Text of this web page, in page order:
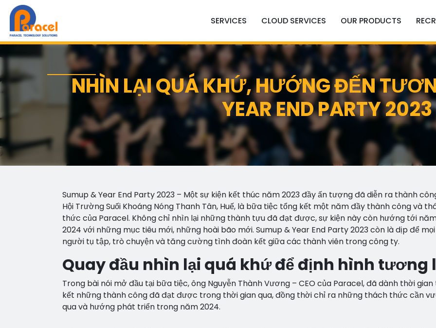
SERVICES CLOUD SERVICES OUR PRODUCTS
NHÌN LẠI QUÁ KHỨ, HƯỚNG ĐẾN
YEAR END PARTY 2023
Sumup & Year End Party 2023 – Một sự kiện kết thúc năm 2023 đầy ấn tượng đã diễn ra thành
Hội Trường Suối Khoáng Nóng Thanh Tân, Huế, là bữa tiệc tổng kết một năm đầy thành công và
thức của Paracel. Không chỉ nhìn lại những thành tựu đã đạt được, sự kiện này còn hướng tới
2024 với những mục tiêu mới, những hoài bão mới. Sumup & Year End Party 2023 còn là dịp để mọi
người tụ tập, trò chuyện và tăng cường tình đoàn kết giữa các thành viên trong công ty.
Quay đầu nhìn lại quá khứ để định hình tương
Trong bài nói mở đầu tại bữa tiệc, ông Nguyễn Thành Vương – CEO của Paracel, đã dành thời gian
kết những thành công đã đạt được trong thời gian qua, đồng thời chỉ ra những thách thức cần
qua và hướng phát triển trong năm 2024.